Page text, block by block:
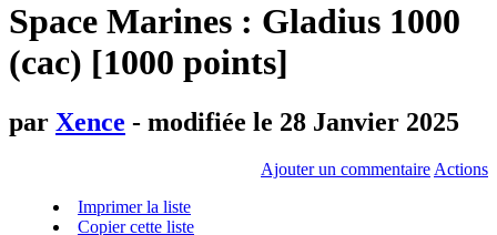
Space Marines : Gladius 1000
(cac) [1000 points]
par Xence - modifiée le 28 Janvier 2025
Ajouter un commentaire Actions
Imprimer la liste
Copier cette liste